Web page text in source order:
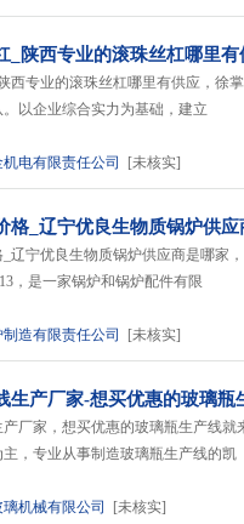
_陕西专业的滚珠丝杠哪里有
西专业的滚珠丝杠哪里有供应，徐
以企业综合实力为基础，建立
电有限责任公司
[未核实]
格_辽宁优良生物质锅炉供应
辽宁优良生物质锅炉供应商是哪家
，是一家锅炉和锅炉配件有限
造有限责任公司
[未核实]
生产厂家-想买优惠的玻璃瓶
厂家，想买优惠的玻璃瓶生产线就
，专业从事制造玻璃瓶生产线的凯
机械有限公司
[未核实]